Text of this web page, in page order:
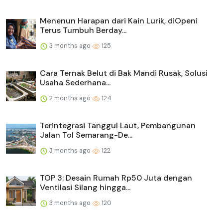
Menenun Harapan dari Kain Lurik, diOpeni
Terus Tumbuh Berday...
3 months ago 125
Cara Ternak Belut di Bak Mandi Rusak, Solusi
Usaha Sederhana...
2 months ago 124
Terintegrasi Tanggul Laut, Pembangunan
Jalan Tol Semarang-De...
3 months ago 122
TOP 3: Desain Rumah Rp50 Juta dengan
Ventilasi Silang hingga...
3 months ago 120